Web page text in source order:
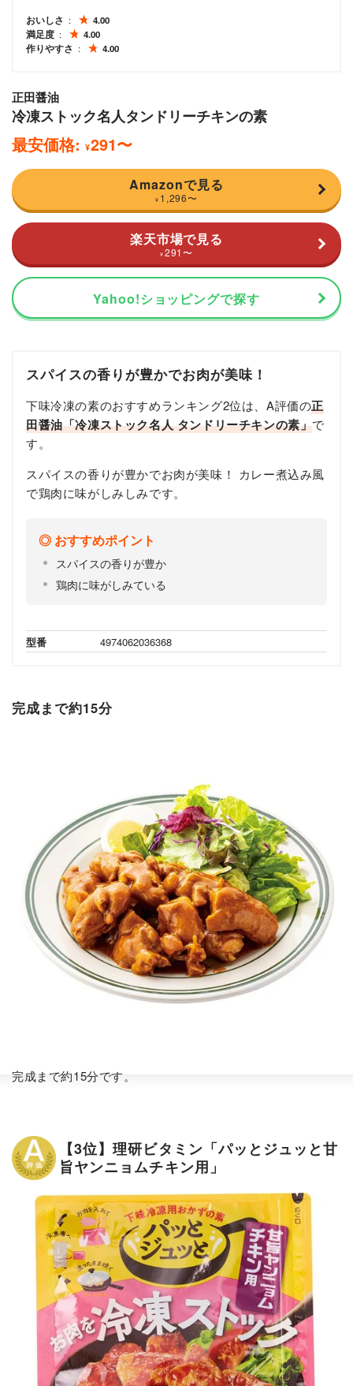
おいしさ
4.00
満足度
4.00
作りやすさ
4.00
正田醤油
冷凍ストック名人タンドリーチキンの素
最安価格: ¥291〜
Amazonで見る
¥ 1,296〜
楽天市場で見る
¥ 291〜
Yahoo!ショッピングで探す
スパイスの香りが豊かでお肉が美味！
下味冷凍の素のおすすめランキング2位は、A評価の正
田醤油「冷凍ストック名人 タンドリーチキンの素」で
す。
スパイスの香りが豊かでお肉が美味！ カレー煮込み風
で鶏肉に味がしみしみです。
おすすめポイント
スパイスの香りが豊か
鶏肉に味がしみている
型番 4974062036368
完成まで約15分
完成まで約15分です。
【3位】理研ビタミン「パッとジュッと甘
旨ヤンニョムチキン用」